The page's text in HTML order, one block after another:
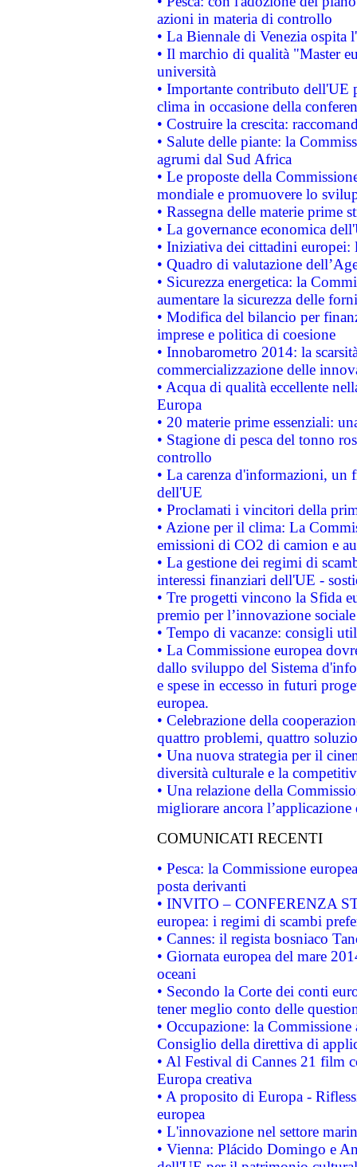
azioni in materia di controllo
• La Biennale di Venezia ospita
• Il marchio di qualità "Master
università
• Importante contributo dell'UE
clima in occasione della
• Costruire la crescita:
• Salute delle piante: la
agrumi dal Sud Africa
• Le proposte della
mondiale e promuovere lo
• Rassegna delle materie prime
• La governance economica
• Iniziativa dei cittadini
• Quadro di valutazione
• Sicurezza energetica: la
aumentare la sicurezza delle
• Modifica del bilancio per
imprese e politica di coesione
• Innobarometro 2014: la
commercializzazione delle
• Acqua di qualità eccellente
Europa
• 20 materie prime essenziali:
• Stagione di pesca del tonno
controllo
• La carenza d'informazioni, un
dell'UE
• Proclamati i vincitori della
• Azione per il clima: La
emissioni di CO2 di camion e
• La gestione dei regimi di
interessi finanziari dell'UE -
• Tre progetti vincono la Sfida
premio per l’innovazione sociale
• Tempo di vacanze: consigli
• La Commissione europea
dallo sviluppo del Sistema
e spese in eccesso in futuri
europea.
• Celebrazione della
quattro problemi, quattro
• Una nuova strategia per il
diversità culturale e la
• Una relazione della
migliorare ancora
COMUNICATI RECENTI
• Pesca: la Commissione
posta derivanti
• INVITO – CONFERENZA
europea: i regimi di scambi
• Cannes: il regista bosniaco
• Giornata europea del mare
oceani
• Secondo la Corte dei conti
tener meglio conto delle
• Occupazione: la
Consiglio della direttiva di
• Al Festival di Cannes 21 film
Europa creativa
• A proposito di Europa -
europea
• L'innovazione nel settore
• Vienna: Plácido Domingo e